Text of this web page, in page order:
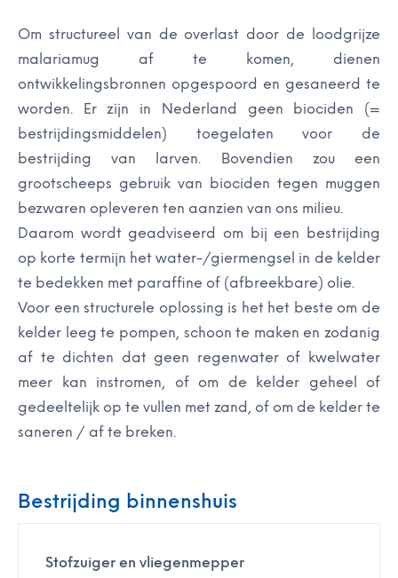
Om structureel van de overlast door de loodgrijze
malariamug af te komen, dienen
ontwikkelingsbronnen opgespoord en gesaneerd te
worden. Er zijn in Nederland geen biociden (=
bestrijdingsmiddelen) toegelaten voor de
bestrijding van larven. Bovendien zou een
grootscheeps gebruik van biociden tegen muggen
bezwaren opleveren ten aanzien van ons milieu.
Daarom wordt geadviseerd om bij een bestrijding
op korte termijn het water-/giermengsel in de kelder
te bedekken met paraffine of (afbreekbare) olie.
Voor een structurele oplossing is het het beste om de
kelder leeg te pompen, schoon te maken en zodanig
af te dichten dat geen regenwater of kwelwater
meer kan instromen, of om de kelder geheel of
gedeeltelijk op te vullen met zand, of om de kelder te
saneren / af te breken.
Bestrijding binnenshuis
Stofzuiger en vliegenmepper